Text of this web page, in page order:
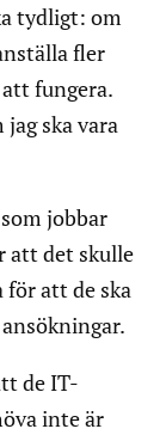
tydligt: om
fler
fungera.
ska vara
jobbar
att det skulle
för att de ska
de IT-
inte är